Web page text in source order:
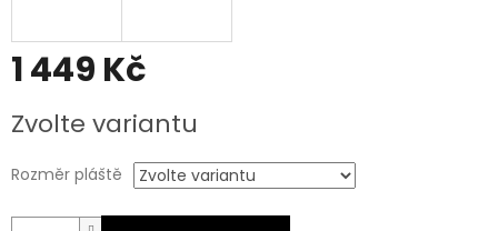
1 449 Kč
cena:
Zvolte variantu
Rozměr pláště